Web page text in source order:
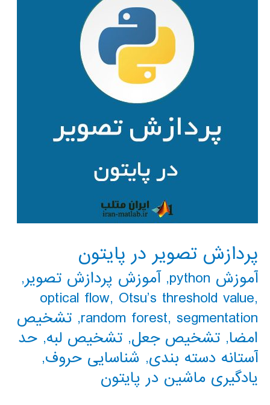
پردازش تصویر در پایتون
آموزش python ,آموزش پردازش تصویر,
optical flow, Otsu’s threshold value,
random forest, segmentation
, تشخیص
امضا, تشخیص جعل, تشخیص لبه, حد
آستانه دسته بندی, شناسایی حروف,
یادگیری ماشین در پایتون